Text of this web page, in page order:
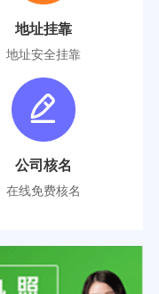
地址挂靠
地址安全挂靠
公司核名
在线免费核名